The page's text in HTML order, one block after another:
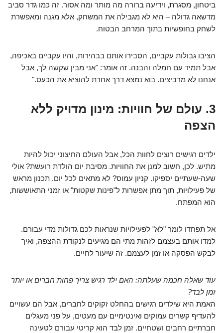
ביטחון, מסגרת, וידיעה ברורה מה מותר ומה אסור. זה כמו גדר סביב
מדשאה גדולה – היא לא מגבילה את המשחק, אלא מגנה ומאפשרת
לשחק בחופשיות בתוך המרחב הבטוח.
הציבו גבולות עקביים, הסבירו אותם בבהירות, והיו עקביים באכיפה,
אבל תמיד עם חמלה והבנה. זה אומר: "אני מבין שקשה לך, אבל
אנחנו לא מרביצים. בוא נמצא דרך אחרת להוציא את הכעס."
3. עולם של חוויות: מינון מדויק ללא
הצפה
ילדים רגישים רוצים לחוות הכל, אבל העולם החיצוני יכול להיות
מתיש. לכן, חשוב למנן את החוויות. מסיבת יום הולדת רועשת? אולי
שעה-שעתיים יספיקו. קניון עמוס? לא מתאים לכל יום. תכנון מראש
של פעילויות, תוך מתן אפשרות ל"פינות שקטות" או זמני התאוששות,
הוא המפתח.
אל תפחדו לומר "לא" לפעילויות שנראות לכם גדולות מדי עבורם.
למדו אותם בעצמם לזהות מתי הם מגיעים לנקודת ההצפה, ואיך
לבקש הפסקה או זמן לעצמם. זה שיעור לחיים.
עוד שאלה חכמה שעלתה: האם ילד רגיש צריך פחות חברים או יותר
זמן לבד?
האמת היא שילדים רגישים בהחלט זקוקים לחברים, אבל הם עשויים
להעדיף קשרים עמוקים ואינטימיים עם מעטים, על פני מעגלים
חברתיים רחבים ושטחיים. זמן לבד הוא קריטי עבורם לטעינה